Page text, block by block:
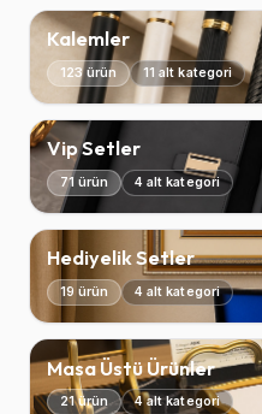
Kalemler
123 ürün 11 alt kategori
Vip Setler
71 ürün 4 alt kategori
Hediyelik Setler
19 ürün 4 alt kategori
Masa Üstü Ürünler
21 ürün 4 alt kategori